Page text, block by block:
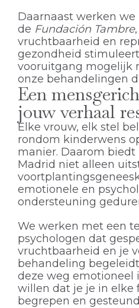
Daarnaast werken
de Fundación Tambre
vruchtbaarheid en
gezondheid
vooruitgang mogelijk
onze behandelingen
Een
jouw verhaal
Elke vrouw, elk stel
rondom kinderwens
manier. Daarom
Madrid niet alleen
emotionele en
ondersteuning
We werken met een
psychologen dat
vruchtbaarheid en je
behandeling
deze weg emotioneel
willen dat je je in elke
begrepen en